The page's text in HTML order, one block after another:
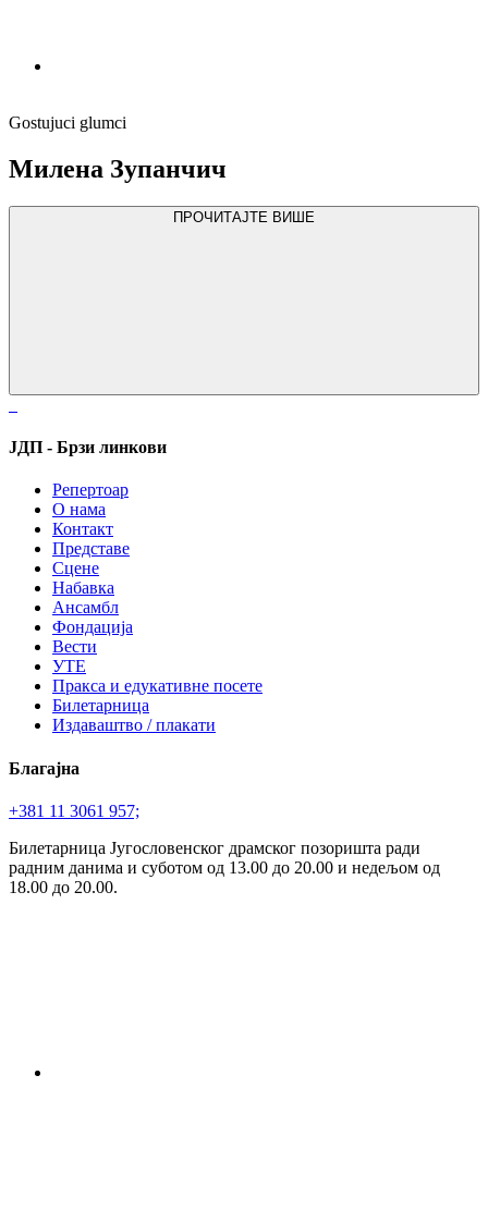
Gostujuci glumci
Милена Зупанчич
ПРОЧИТАЈТЕ ВИШЕ
ЈДП - Брзи линкови
Репертоар
О нама
Контакт
Представе
Сцене
Набавка
Ансамбл
Фондација
Вести
УТЕ
Пракса и едукативне посете
Билетарница
Издаваштво / плакати
Благајна
+381 11 3061 957;
Билетарница Југословенског драмског позоришта ради
радним данима и суботом од 13.00 до 20.00 и недељом од
18.00 до 20.00.